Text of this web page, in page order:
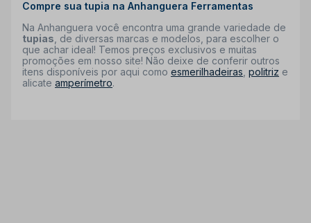
Compre sua tupia na Anhanguera Ferramentas
Na Anhanguera você encontra uma grande variedade de
tupias , de diversas marcas e modelos, para escolher o
que achar ideal! Temos preços exclusivos e muitas
promoções em nosso site! Não deixe de conferir outros
itens disponíveis por aqui como esmerilhadeiras politriz e
alicate amperímetro.